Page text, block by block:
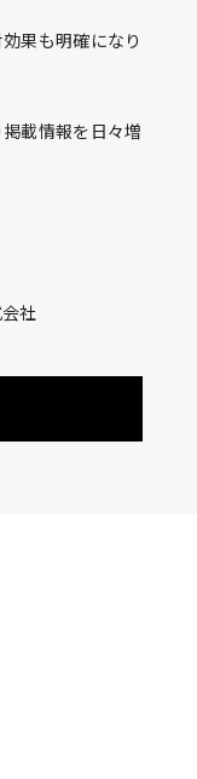
果も明確になり
載情報を日々増
社